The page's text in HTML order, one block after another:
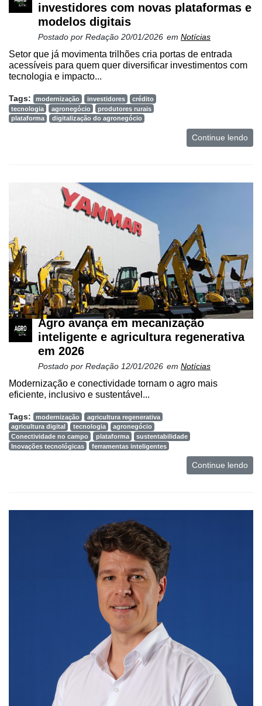
investidores com novas plataformas e
modelos digitais
Postado por Redação 20/01/2026 em Notícias
Setor que já movimenta trilhões cria portas de entrada
acessíveis para quem quer diversificar investimentos com
tecnologia e impacto...
Tags: modernização investidores
crédito
tecnologia
agronegócio
produtores rurais
plataforma
digitalização do agronegócio
Continue lendo
Agro avança em mecanização
inteligente e agricultura regenerativa
em 2026
Postado por Redação 12/01/2026 em Notícias
Modernização e conectividade tornam o agro mais
eficiente, inclusivo e sustentável...
Tags: modernização
agricultura regenerativa
agricultura digital
tecnologia
agronegócio
Conectividade no campo
plataforma
sustentabilidade
Inovações tecnológicas
ferramentas inteligentes
Continue lendo